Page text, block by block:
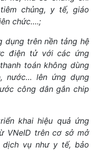
chủng, y tế, giáo
chức….;
dụng trên nền tảng hệ
điện tử với các ứng
toán không dùng
nước… lên ứng dụng
công dân gắn chip
khai hiệu quả ứng
VNeID trên cơ sở mở
vụ như y tế, bảo